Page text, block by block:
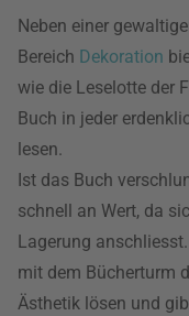
Neben einer
Bereich Dekoration
wie die Leselotte der
Buch in jeder
lesen.
Ist das Buch
schnell an Wert, da
Lagerung
mit dem Bücherturm
Ästhetik lösen und